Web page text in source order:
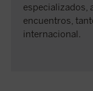
especializados,
encuentros,
internacional.